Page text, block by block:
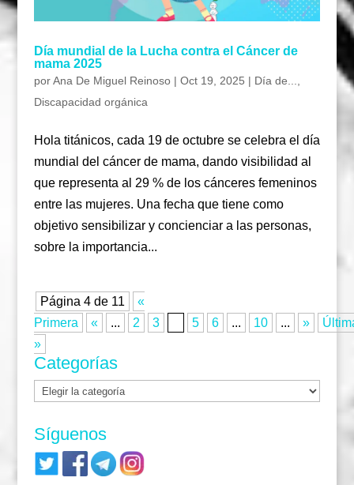
Día mundial de la Lucha contra el Cáncer de
mama 2025
porAna De Miguel Reinoso| Oct 19, 2025 | Día de...
Discapacidad orgánica
Hola titánicos, cada 19 de octubre se celebra el día
mundial del cáncer de mama, dando visibilidad al
que representa al 29 % de los cánceres femeninos
entre las mujeres. Una fecha que tiene como
objetivo sensibilizar y concienciar a las personas,
sobre la importancia...
Página 4 de 11
«
Primera
« ... 2 3 5 6 ... 10 ... »
»
Categorías
Categorías
Síguenos